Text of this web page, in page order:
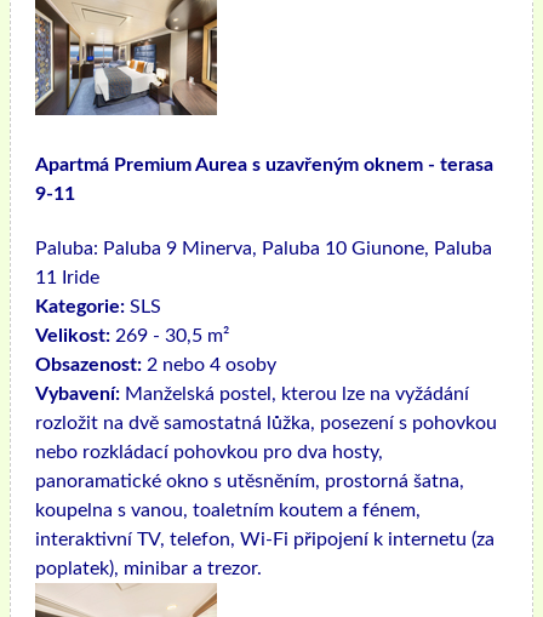
Apartmá Premium Aurea s uzavřeným oknem - terasa
9-11
Paluba: Paluba 9 Minerva, Paluba 10 Giunone, Paluba
11 Iride
Kategorie: SLS
Velikost: 269 - 30,5 m²
Obsazenost: 2 nebo 4 osoby
Vybavení: Manželská postel, kterou lze na vyžádání
rozložit na dvě samostatná lůžka, posezení s pohovkou
nebo rozkládací pohovkou pro dva hosty,
panoramatické okno s utěsněním, prostorná šatna,
koupelna s vanou, toaletním koutem a fénem, ​​
interaktivní TV, telefon, Wi-Fi připojení k internetu (za
poplatek), minibar a trezor.